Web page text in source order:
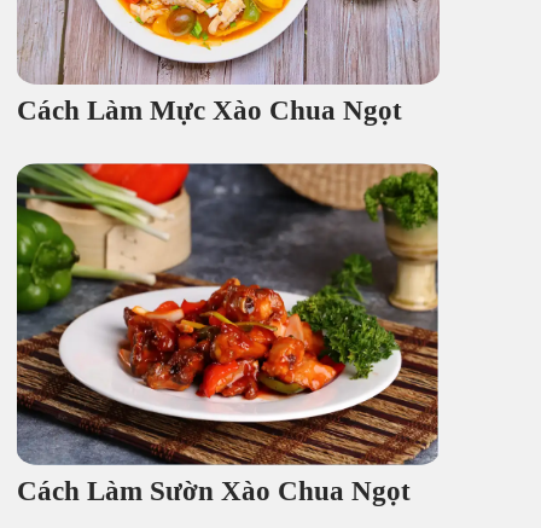
Cách Làm Mực Xào Chua Ngọt
Cách Làm Sườn Xào Chua Ngọt